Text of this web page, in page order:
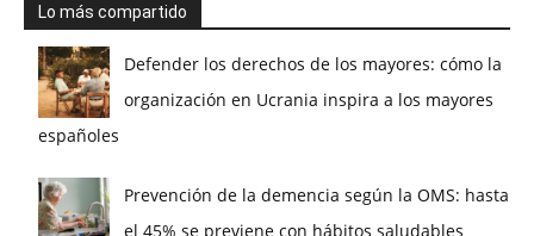
Lo más compartido
Defender los derechos de los mayores: cómo la
organización en Ucrania inspira a los mayores
españoles
Prevención de la demencia según la OMS: hasta
el 45% se previene con hábitos saludables